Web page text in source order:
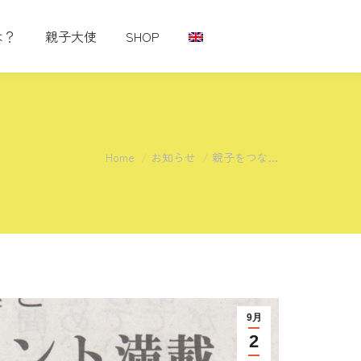
親子大使 SHOP
You are here:
Home お知らせ 親子をつな…
9月
2